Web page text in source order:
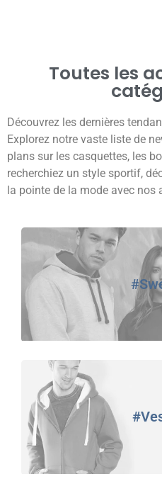
Toutes les
Découvrez les dernières
Explorez notre vaste liste de
plans sur les casquettes, les
recherchiez un style sportif,
la pointe de la mode avec nos